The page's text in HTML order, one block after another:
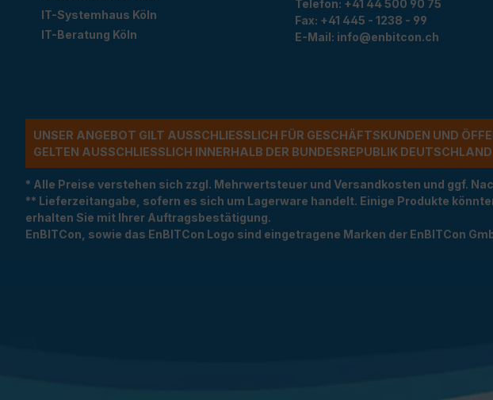
IT-Systemhaus Köln
IT-Beratung Köln
Telefon: +41 44 500 90 75
Fax: +41 445 - 1238 - 99
E-Mail: info@enbitcon.ch
UNSER ANGEBOT GILT AUSSCHLIESSLICH FÜR GESCHÄFTSKUNDEN UND
ELTEN AUSSCHLIESSLICH INNERHALB DER BUNDESREPUBLIK DEUTSCHLAND
* Alle Preise verstehen sich zzgl. Mehrwertsteuer und Versandkosten und ggf.
** Lieferzeitangabe, sofern es sich um Lagerware handelt. Einige Produkte
erhalten Sie mit Ihrer Auftragsbestätigung.
EnBITCon, sowie das EnBITCon Logo sind eingetragene Marken der EnBITCon